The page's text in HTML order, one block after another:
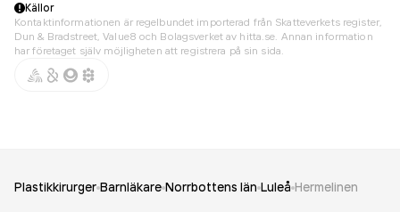
Källor
Kontaktinformationen är regelbundet importerad från Skatteverkets register,
Dun & Bradstreet, Value8 och Bolagsverket av hitta.se. Annan information
har företaget själv möjligheten att registrera på sin sida.
Plastikkirurger Barnläkare Norrbottens län Luleå Hermelinen